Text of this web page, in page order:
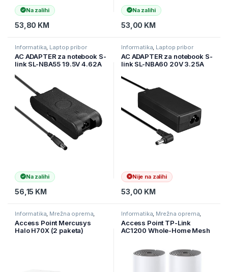
Na zalihi
53,80 KM
Na zalihi
53,00 KM
Informatika Laptop pribor
AC ADAPTER za notebook S-
link SL-NBA55 19.5V 4.62A
Notebook Adapter
Na zalihi
56,15 KM
Informatika Laptop pribor
AC ADAPTER za notebook S-
link SL-NBA60 20V 3.25A
Fujitsu / Advent Notebook
Adapter
Nije na zalihi
53,00 KM
Informatika Mrežna oprema
Access Point Mercusys
Halo H70X (2 paketa)
Informatika Mrežna oprema
Access Point TP-Link
AC1200 Whole-Home Mesh
2 10/100Mbps Ports, 2